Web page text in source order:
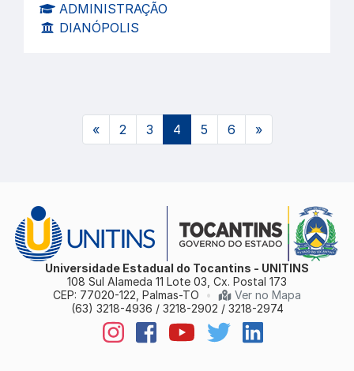
ADMINISTRAÇÃO
DIANÓPOLIS
« 2 3 4(atual)
5 6 »
Universidade Estadual do Tocantins - UNITINS
108 Sul Alameda 11 Lote 03, Cx. Postal 173
CEP: 77020-122, Palmas-TO
•
Ver no Mapa
(63) 3218-4936 / 3218-2902 / 3218-2974